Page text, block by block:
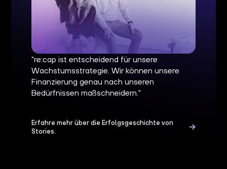
"re:cap ist entscheidend für unsere
Wachstumsstrategie. Wir können unsere
Finanzierung genau nach unseren
Bedürfnissen maßschneidern."
Erfahre mehr über die Erfolgsgeschichte von
Stories.